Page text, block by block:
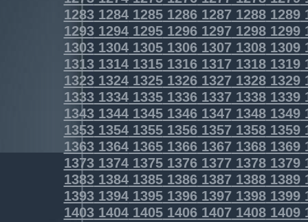
1283128412851286128712881289
1293129412951296129712981299
1303130413051306130713081309
1313131413151316131713181319
1323132413251326132713281329
1333133413351336133713381339
1343134413451346134713481349
1353135413551356135713581359
1363136413651366136713681369
1373137413751376137713781379
1383138413851386138713881389
1393139413951396139713981399
1403140414051406140714081409